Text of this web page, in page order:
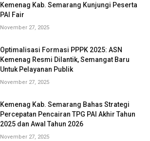
Kemenag Kab. Semarang Kunjungi Peserta
PAI Fair
November 27, 2025
Optimalisasi Formasi PPPK 2025: ASN
Kemenag Resmi Dilantik, Semangat Baru
Untuk Pelayanan Publik
November 27, 2025
Kemenag Kab. Semarang Bahas Strategi
Percepatan Pencairan TPG PAI Akhir Tahun
2025 dan Awal Tahun 2026
November 27, 2025